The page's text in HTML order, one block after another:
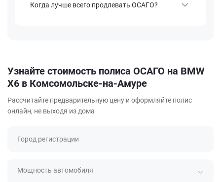
Когда лучше всего продлевать ОСАГО?
Узнайте стоимость полиса ОСАГО на BMW
X6 в Комсомольске-на-Амуре
Рассчитайте предварительную цену и оформляйте полис
онлайн, не выходя из дома
Город регистрации
Мощность автомобиля